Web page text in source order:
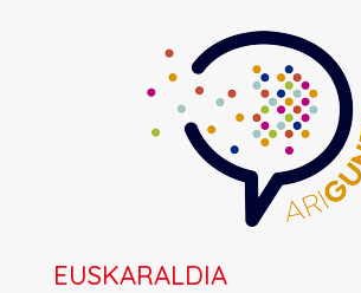
EUSKARALDIA